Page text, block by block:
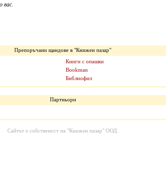
вас.
Препоръчани щандове в "Книжен пазар"
Книги с опашки
Bookman
Библиофил
Партньори
Сайтът е собственост на "Книжен пазар" ООД